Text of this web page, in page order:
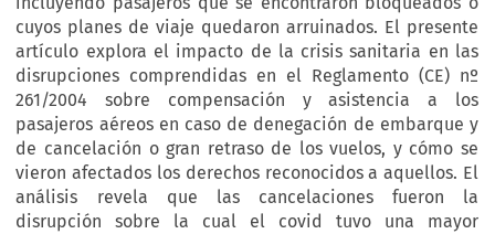
cuyos planes de viaje quedaron arruinados. El presente
artículo explora el impacto de la crisis sanitaria en las
disrupciones comprendidas en el Reglamento (CE) nº
261/2004 sobre compensación y asistencia a los
pasajeros aéreos en caso de denegación de embarque y
de cancelación o gran retraso de los vuelos, y cómo se
vieron afectados los derechos reconocidos a aquellos. El
análisis revela que las cancelaciones fueron la
disrupción sobre la cual el covid tuvo una mayor